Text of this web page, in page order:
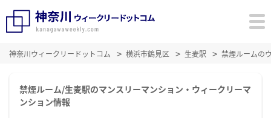
神奈川ウィークリードットコム 横浜市鶴見区 生麦駅 禁煙ルームの
禁煙ルーム/生麦駅のマンスリーマンション・ウィークリーマ
ンション情報